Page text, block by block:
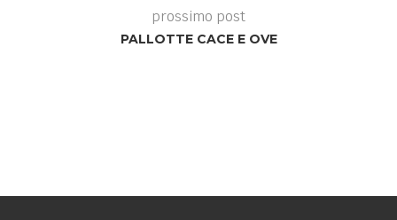
prossimo post
PALLOTTE CACE E OVE